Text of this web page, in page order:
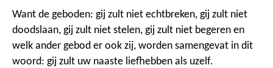
Want de geboden: gij zult niet echtbreken, gij zult niet
doodslaan, gij zult niet stelen, gij zult niet begeren en
welk ander gebod er ook zij, worden samengevat in dit
woord: gij zult uw naaste liefhebben als uzelf.